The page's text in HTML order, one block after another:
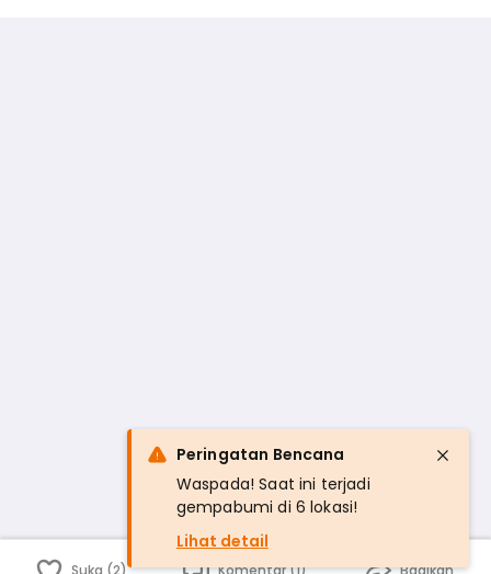
Suka (2) Komentar (1) Bagikan
Peringatan Bencana
Waspada! Saat ini terjadi
gempabumi di 6 lokasi!
Lihat detail